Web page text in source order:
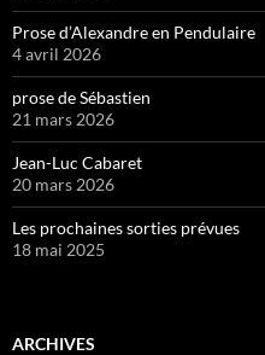
Prose d’Alexandre en Pendulaire
4 avril 2026
prose de Sébastien
21 mars 2026
Jean-Luc Cabaret
20 mars 2026
Les prochaines sorties prévues
18 mai 2025
ARCHIVES